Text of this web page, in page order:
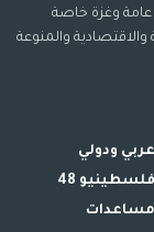
وغزة خاصة
والاقتصادية والمنوعة
عربي ودولي
فلسطينيو 48
مساعدات